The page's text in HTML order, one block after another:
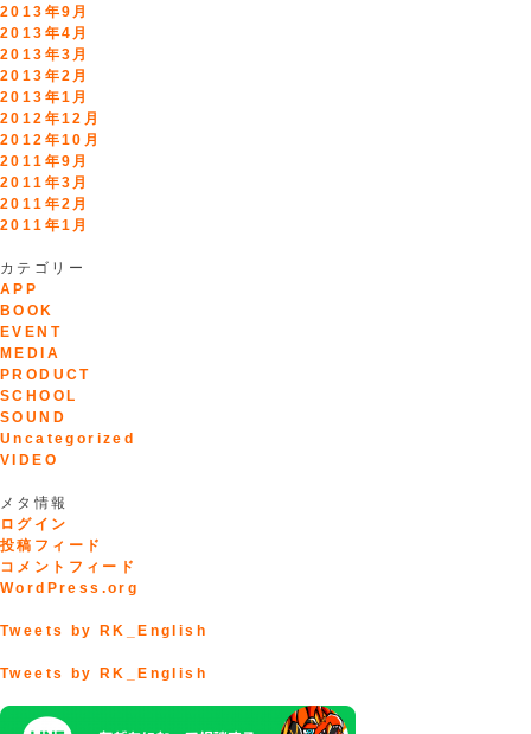
2013年9月
2013年4月
2013年3月
2013年2月
2013年1月
2012年12月
2012年10月
2011年9月
2011年3月
2011年2月
2011年1月
カテゴリー
APP
BOOK
EVENT
MEDIA
PRODUCT
SCHOOL
SOUND
Uncategorized
VIDEO
メタ情報
ログイン
投稿フィード
コメントフィード
WordPress.org
Tweets by RK_English
Tweets by RK_English